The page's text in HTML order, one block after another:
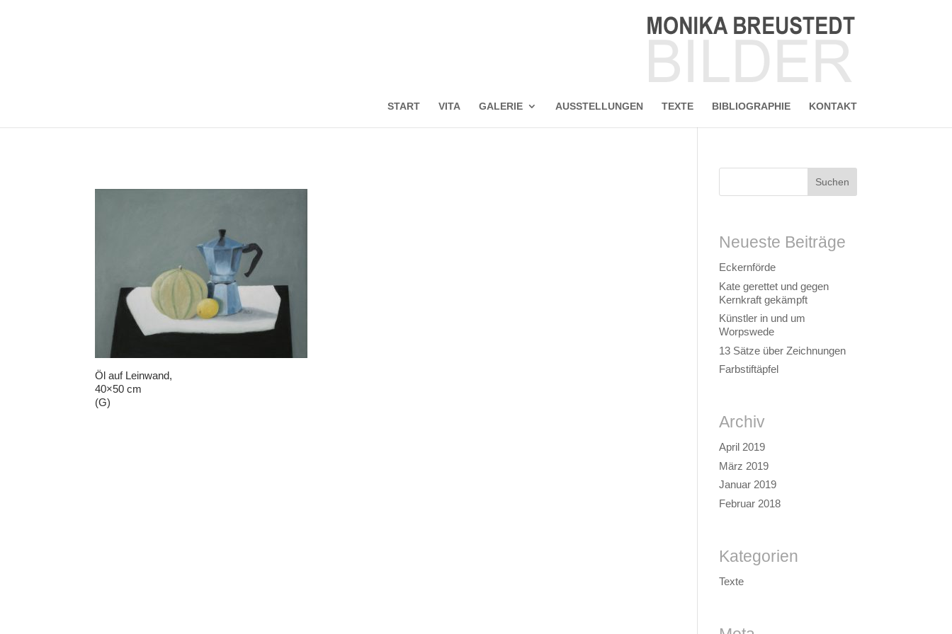
START VITA GALERIE AUSSTELLUNGEN TEXTE BIBLIOGRAPHIE KONTAKT
Öl auf Leinwand,
40×50 cm
(G)
Neueste Beiträge
Eckernförde
Kate gerettet und gegen
Kernkraft gekämpft
Künstler in und um
Worpswede
13 Sätze über Zeichnungen
Farbstiftäpfel
Archiv
April 2019
März 2019
Januar 2019
Februar 2018
Kategorien
Texte